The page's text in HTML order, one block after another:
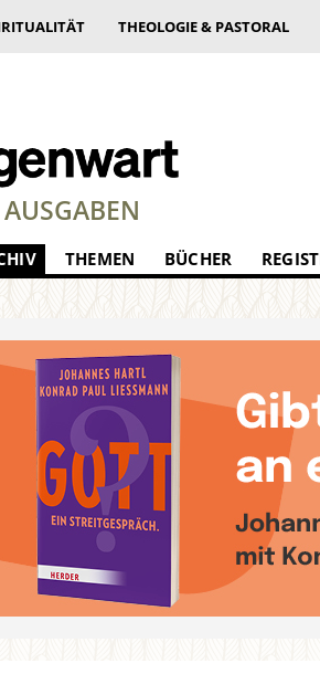
THEOLOGIE & PASTORAL
THEMEN BÜCHER